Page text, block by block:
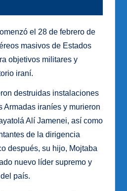
el 28 de febrero de
masivos de Estados
objetivos militares y
iraní.
destruidas instalaciones
Armadas iraníes y murieron
Alí Jamenei, así como
de la dirigencia
después, su hijo, Mojtaba
nuevo líder supremo y
país.